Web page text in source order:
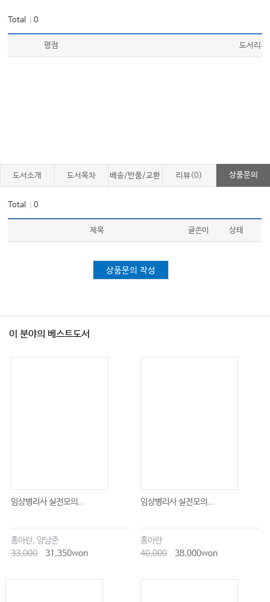
Total ｜0
평점 도서리뷰
도서소개 도서목차 배송/반품/교환 리뷰(0) 상품문의
Total ｜0
제목 글쓴이 상태
상품문의 작성
이 분야의 베스트도서
임상병리사 실전모의...
홍아란, 양남준
33,000
31,350won
임상병리사 실전모의...
홍아란
40,000
38,000won